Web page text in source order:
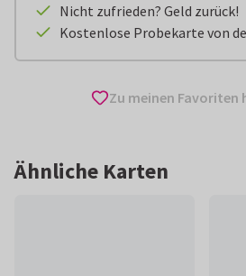
Nicht zufrieden? Geld zurück!
Kostenlose Probekarte von
Zu meinen Favoriten
Ähnliche Karten